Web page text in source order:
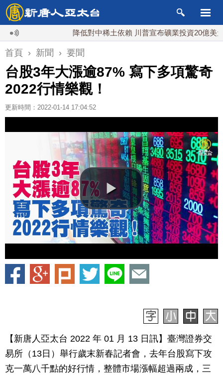
降低對中稀土依賴 川普宣布礦業投資20億美元
首頁 › 新聞 › 要聞
台股3年大漲逾87% 寫下多項驚奇
2022行情樂觀！
更新時間：2022-01-14 17:04:52
【新唐人亞太台 2022 年 01 月 13 日訊】臺灣證券交
易所（13日）舉行歲末新春記者會，去年台股寫下攻
克一萬八千點的好行情，整體市場漲幅超過兩成，三